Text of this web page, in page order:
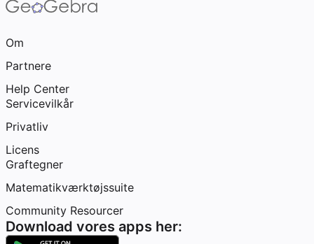
Om
Partnere
Help Center
Servicevilkår
Privatliv
Licens
Graftegner
Matematikværktøjssuite
Community Resourcer
Download vores apps her: